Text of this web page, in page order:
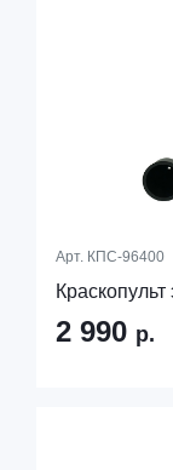
Арт. КПС-96400
2 990 р.